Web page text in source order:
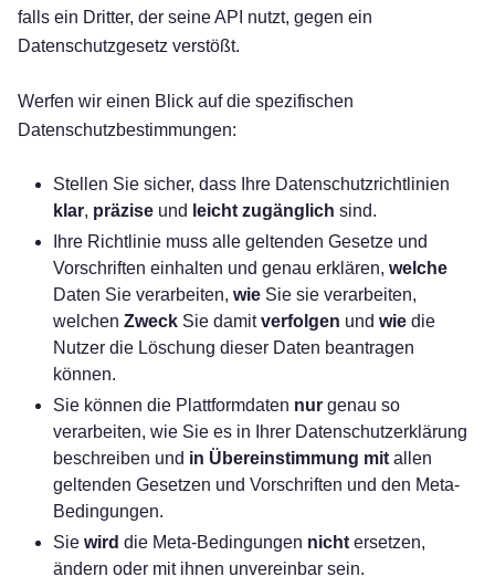
falls ein Dritter, der seine API nutzt, gegen ein
Datenschutzgesetz verstößt.
Werfen wir einen Blick auf die spezifischen
Datenschutzbestimmungen:
Stellen Sie sicher, dass Ihre Datenschutzrichtlinien
klar, präzise und leicht zugänglich sind.
Ihre Richtlinie muss alle geltenden Gesetze und
Vorschriften einhalten und genau erklären, welche
Daten Sie verarbeiten, wie Sie sie verarbeiten,
welchen Zweck Sie damitverfolgen und wie die
Nutzer die Löschung dieser Daten beantragen
können.
Sie können die Plattformdaten nur genau so
verarbeiten, wie Sie es in Ihrer Datenschutzerklärung
beschreiben und in Übereinstimmung mit allen
geltenden Gesetzen und Vorschriften und den Meta-
Bedingungen.
Sie wird die Meta-Bedingungen nicht ersetzen,
ändern oder mit ihnen unvereinbar sein.